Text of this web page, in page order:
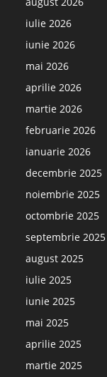
iulie 2026
iunie 2026
mai 2026
aprilie 2026
martie 2026
februarie 2026
ianuarie 2026
decembrie 2025
noiembrie 2025
octombrie 2025
septembrie 2025
august 2025
iulie 2025
iunie 2025
mai 2025
aprilie 2025
martie 2025